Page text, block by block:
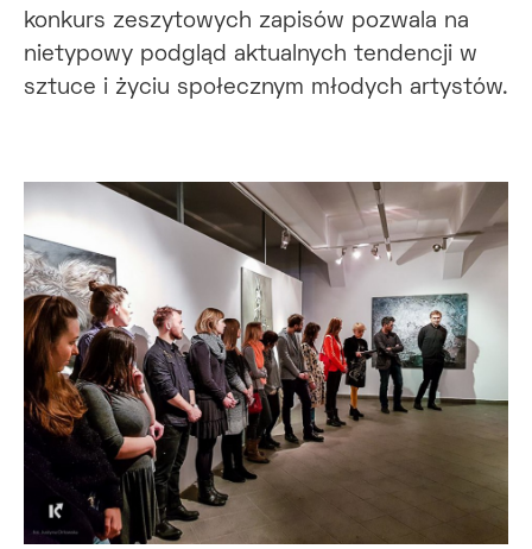
konkurs zeszytowych zapisów pozwala na
nietypowy podgląd aktualnych tendencji w
sztuce i życiu społecznym młodych artystów.